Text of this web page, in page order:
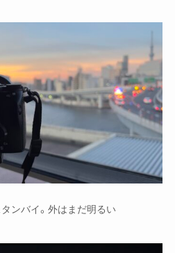
ンバイ。外はまだ明るい